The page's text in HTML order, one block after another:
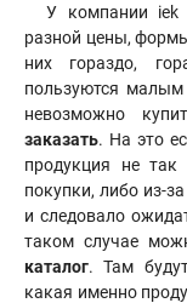
У компании iek
разной цены,
них гораздо,
пользуются
невозможно
заказать. На это
продукция не так
покупки, либо из-
и следовало
таком случае
каталог. Там
какая именно